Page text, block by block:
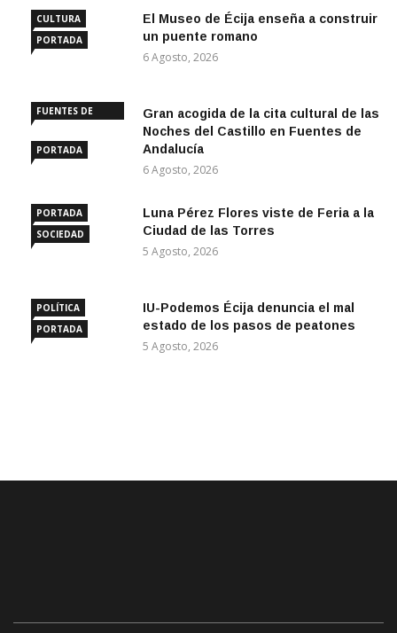
CULTURA
PORTADA
El Museo de Écija enseña a construir
un puente romano
6 Agosto, 2026
FUENTES DE
PORTADA
Gran acogida de la cita cultural de las
Noches del Castillo en Fuentes de
Andalucía
6 Agosto, 2026
PORTADA
SOCIEDAD
Luna Pérez Flores viste de Feria a la
Ciudad de las Torres
5 Agosto, 2026
POLÍTICA
PORTADA
IU-Podemos Écija denuncia el mal
estado de los pasos de peatones
5 Agosto, 2026